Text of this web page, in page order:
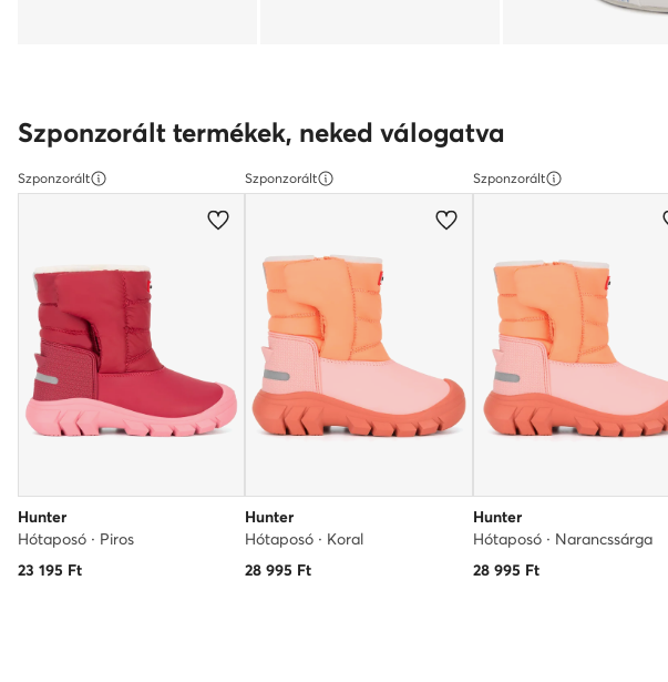
Szponzorált termékek, neked válogatva
Szponzorált
Hunter
Hótaposó · Piros
23 195 Ft
Szponzorált
Hunter
Hótaposó · Koral
28 995 Ft
Szponzorált
Hunter
Hótaposó · Narancssárga
28 995 Ft